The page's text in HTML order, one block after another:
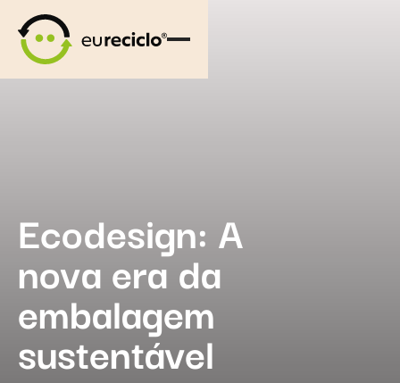
Ecodesign: A
nova era da
embalagem
sustentável